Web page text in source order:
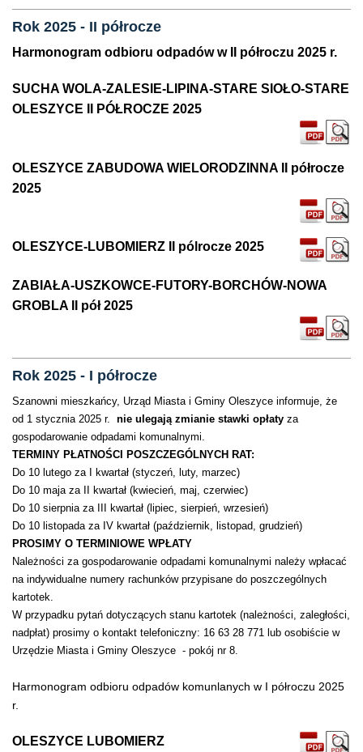
Rok 2025 - II półrocze
Harmonogram odbioru odpadów w II półroczu 2025 r.
SUCHA WOLA-ZALESIE-LIPINA-STARE SIOŁO-STARE
OLESZYCE II PÓŁROCZE 2025
OLESZYCE ZABUDOWA WIELORODZINNA II półrocze
2025
OLESZYCE-LUBOMIERZ II pólrocze 2025
ZABIAŁA-USZKOWCE-FUTORY-BORCHÓW-NOWA
GROBLA II pół 2025
Rok 2025 - I półrocze
Szanowni mieszkańcy, Urząd Miasta i Gminy Oleszyce informuje, że
od 1 stycznia 2025 r.
nie ulegają zmianie stawki opłaty za
gospodarowanie odpadami komunalnymi.
TERMINY PŁATNOŚCI POSZCZEGÓLNYCH RAT:
Do 10 lutego za I kwartał (styczeń, luty, marzec)
Do 10 maja za II kwartał (kwiecień, maj, czerwiec)
Do 10 sierpnia za III kwartał (lipiec, sierpień, wrzesień)
Do 10 listopada za IV kwartał (październik, listopad, grudzień)
PROSIMY O TERMINIOWE WPŁATY
Należności za gospodarowanie odpadami komunalnymi należy wpłacać
na indywidualne numery rachunków przypisane do poszczególnych
kartotek.
W przypadku pytań dotyczących stanu kartotek (należności, zaległości,
nadpłat) prosimy o kontakt telefoniczny: 16 63 28 771 lub osobiście w
Urzędzie Miasta i Gminy Oleszyce - pokój nr 8.
Harmonogram odbioru odpadów komunlanych w I półroczu 2025
r.
OLESZYCE LUBOMIERZ